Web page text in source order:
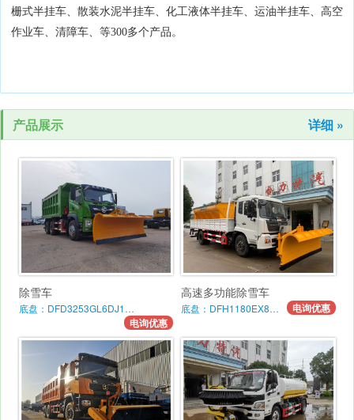
栅式半挂车、散装水泥半挂车、化工液体半挂车、运油半挂车、高空
作业车、清障车、等300多个产品。
产品展示 详细 »
除雪车
底盘：DFD3253GL6DJ1…
电询优惠
高速多功能除雪车
底盘：DFH1180EX8… 电询优惠